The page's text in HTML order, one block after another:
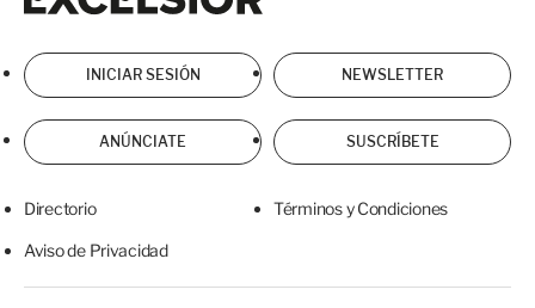
INICIAR SESIÓN NEWSLETTER
ANÚNCIATE SUSCRÍBETE
Directorio Términos y Condiciones
Aviso de Privacidad